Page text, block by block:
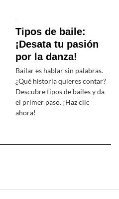
Tipos de baile:
¡Desata tu pasión
por la danza!
Bailar es hablar sin palabras.
¿Qué historia quieres contar?
Descubre tipos de bailes y da
el primer paso. ¡Haz clic
ahora!